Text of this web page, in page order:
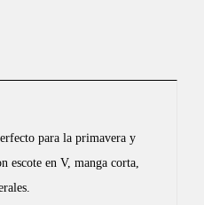
para la primavera y
escote en V, manga corta,